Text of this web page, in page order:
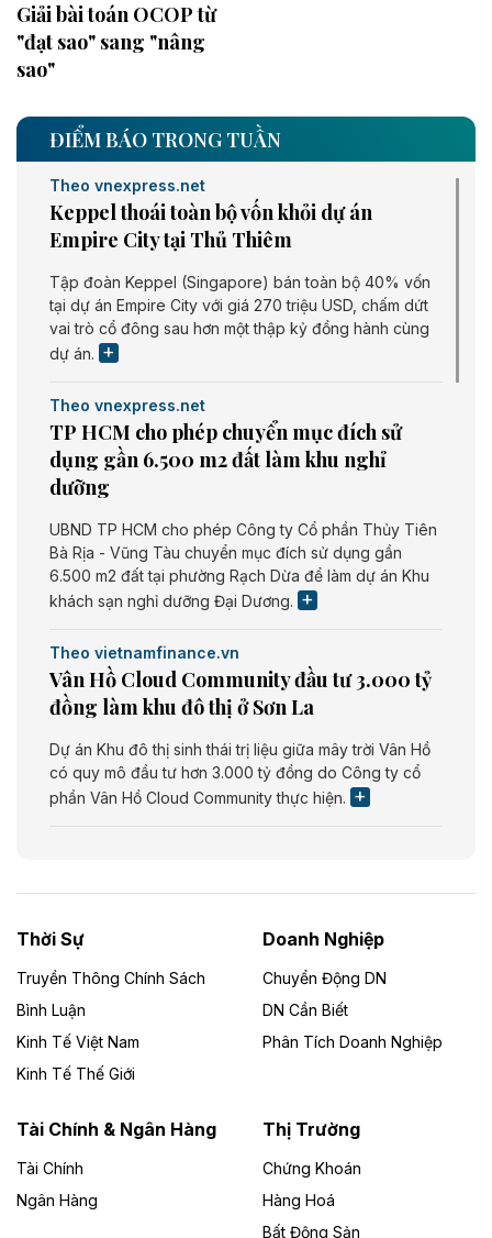
Giải bài toán OCOP từ
"đạt sao" sang "nâng
sao"
ĐIỂM BÁO TRONG TUẦN
Theo vnexpress.net
Keppel thoái toàn bộ vốn khỏi dự án
Empire City tại Thủ Thiêm
Tập đoàn Keppel (Singapore) bán toàn bộ 40% vốn
tại dự án Empire City với giá 270 triệu USD, chấm dứt
vai trò cổ đông sau hơn một thập kỷ đồng hành cùng
dự án.
Theo vnexpress.net
TP HCM cho phép chuyển mục đích sử
dụng gần 6.500 m2 đất làm khu nghỉ
dưỡng
UBND TP HCM cho phép Công ty Cổ phần Thủy Tiên
Bà Rịa - Vũng Tàu chuyển mục đích sử dụng gần
6.500 m2 đất tại phường Rạch Dừa để làm dự án Khu
khách sạn nghỉ dưỡng Đại Dương.
Theo vietnamfinance.vn
Vân Hồ Cloud Community đầu tư 3.000 tỷ
đồng làm khu đô thị ở Sơn La
Dự án Khu đô thị sinh thái trị liệu giữa mây trời Vân Hồ
có quy mô đầu tư hơn 3.000 tỷ đồng do Công ty cổ
phần Vân Hồ Cloud Community thực hiện.
Dự án Nhà máy xử lý rác và phát điện Bắc Giang do
Công ty TNHH Năng lượng môi trường Bắc Giang làm
Theo vietnamfinance.vn
Đức Long Gia Lai mở rộng ‘hệ sinh thái’
Lai
Bốn doanh nghiệp có sự góp vốn của Công ty Cổ
phần Tập đoàn Đức Long Gia Lai (HoSE: DLG) được
Thời Sự
Truyền Thông Chính Sách
Bình Luận
Kinh Tế Việt Nam
Kinh Tế Thế Giới
Doanh Nghiệp
Chuyển Động DN
DN Cần Biết
Phân Tích Doanh Nghiệp
Tài Chính & Ngân Hàng
Tài Chính
Ngân Hàng
Thị Trường
Chứng Khoán
Hàng Hoá
Bất Động Sản